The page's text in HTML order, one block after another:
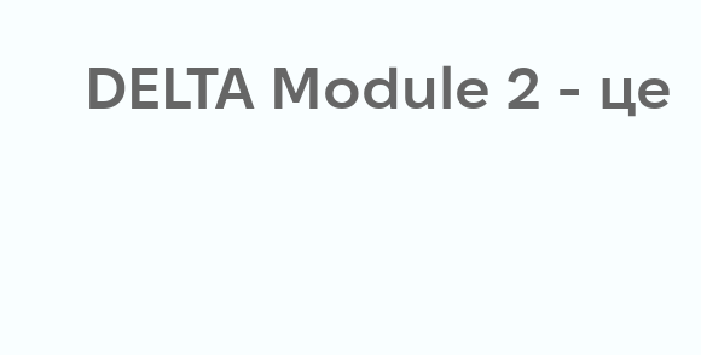
DELTA Module 2 - це